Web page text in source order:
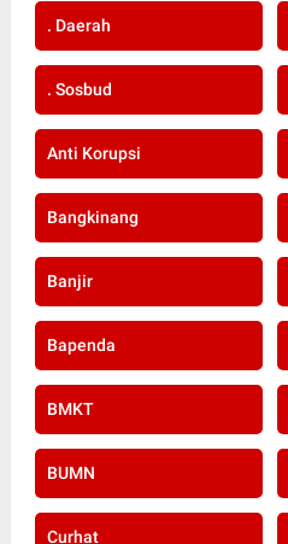
. Daerah
. Sosbud
Anti Korupsi
Bangkinang
Banjir
Bapenda
BMKT
BUMN
Curhat